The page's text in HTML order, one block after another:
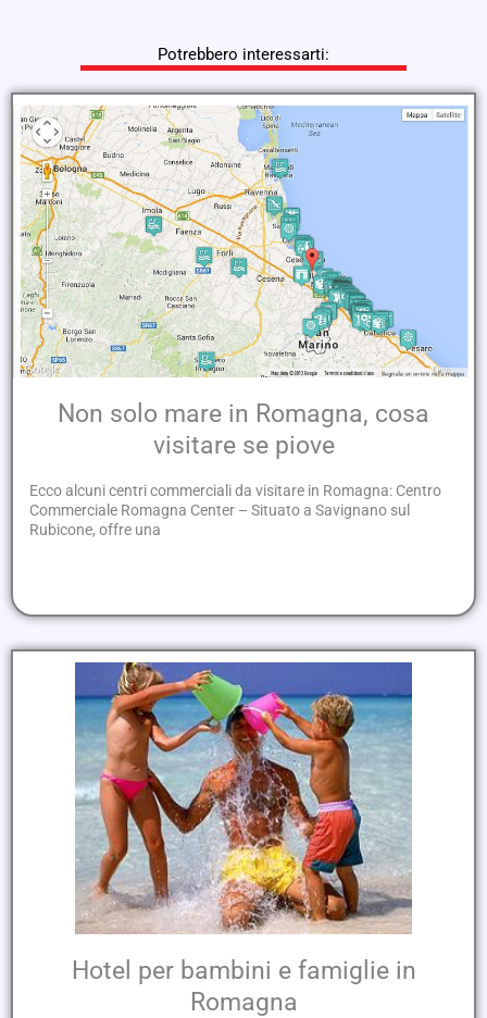
Potrebbero interessarti:
Non solo mare in Romagna, cosa
visitare se piove
Ecco alcuni centri commerciali da visitare in Romagna: Centro
Commerciale Romagna Center – Situato a Savignano sul
Rubicone, offre una
Hotel per bambini e famiglie in
Romagna